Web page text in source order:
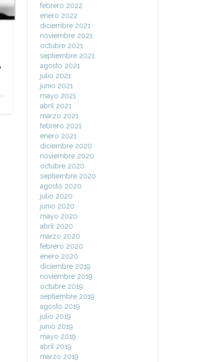
febrero 2022
enero 2022
diciembre 2021
noviembre 2021
octubre 2021
septiembre 2021
agosto 2021
julio 2021
junio 2021
mayo 2021
abril 2021
marzo 2021
febrero 2021
enero 2021
diciembre 2020
noviembre 2020
octubre 2020
septiembre 2020
agosto 2020
julio 2020
junio 2020
mayo 2020
abril 2020
marzo 2020
febrero 2020
enero 2020
diciembre 2019
noviembre 2019
octubre 2019
septiembre 2019
agosto 2019
julio 2019
junio 2019
mayo 2019
abril 2019
marzo 2019